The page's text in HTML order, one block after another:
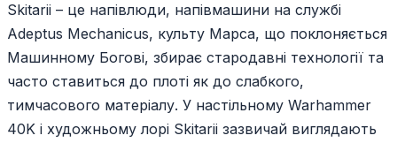
Skitarii – це напівлюди, напівмашини на службі
Adeptus Mechanicus, культу Марса, що поклоняється
Машинному Богові, збирає стародавні технології та
часто ставиться до плоті як до слабкого,
тимчасового матеріалу. У настільному Warhammer
40K і художньому лорі Skitarii зазвичай виглядають